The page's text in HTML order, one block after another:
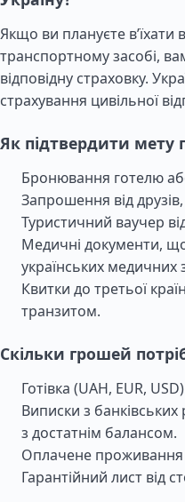
Якщо ви плануєте в’їхати
транспортному засобі,
відповідну страховку.
страхування цивільної
Як підтвердити мету
Бронювання готелю
Запрошення від
Туристичний ваучер
Медичні документи,
українських медичних
Квитки до третьої
транзитом.
Скільки грошей
Готівка (UAH, EUR,
Виписки з банківських
з достатнім балансом.
Оплачене проживання
Гарантійний лист від